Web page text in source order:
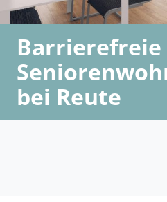
Barrierefreie
bei Reute